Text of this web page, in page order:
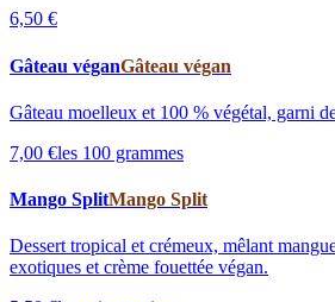
6,50 €
Gâteau véganGâteau végan
Gâteau moelleux et 100 % végétal, garni
7,00 €les 100 grammes
Mango SplitMango Split
Dessert tropical et crémeux, mêlant
exotiques et crème fouettée végan.